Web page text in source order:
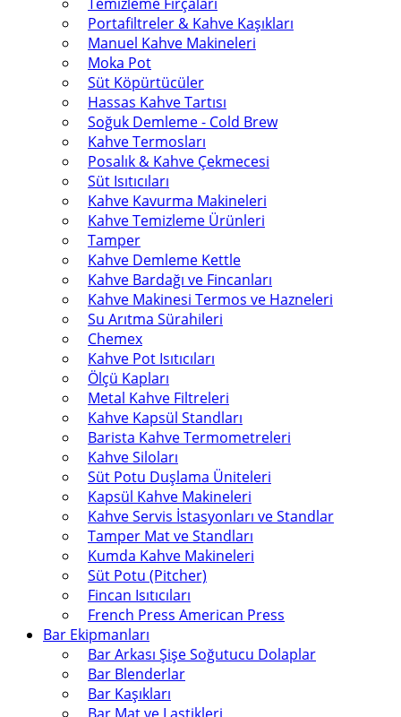
Portafiltreler & Kahve Kaşıkları
Manuel Kahve Makineleri
Moka Pot
Süt Köpürtücüler
Hassas Kahve Tartısı
Soğuk Demleme - Cold Brew
Kahve Termosları
Posalık & Kahve Çekmecesi
Süt Isıtıcıları
Kahve Kavurma Makineleri
Kahve Temizleme Ürünleri
Tamper
Kahve Demleme Kettle
Kahve Bardağı ve Fincanları
Kahve Makinesi Termos ve Hazneleri
Su Arıtma Sürahileri
Chemex
Kahve Pot Isıtıcıları
Ölçü Kapları
Metal Kahve Filtreleri
Kahve Kapsül Standları
Barista Kahve Termometreleri
Kahve Siloları
Süt Potu Duşlama Üniteleri
Kapsül Kahve Makineleri
Kahve Servis İstasyonları ve Standlar
Tamper Mat ve Standları
Kumda Kahve Makineleri
Süt Potu (Pitcher)
Fincan Isıtıcıları
French Press American Press
Bar Ekipmanları
Bar Arkası Şişe Soğutucu Dolaplar
Bar Blenderlar
Bar Kaşıkları